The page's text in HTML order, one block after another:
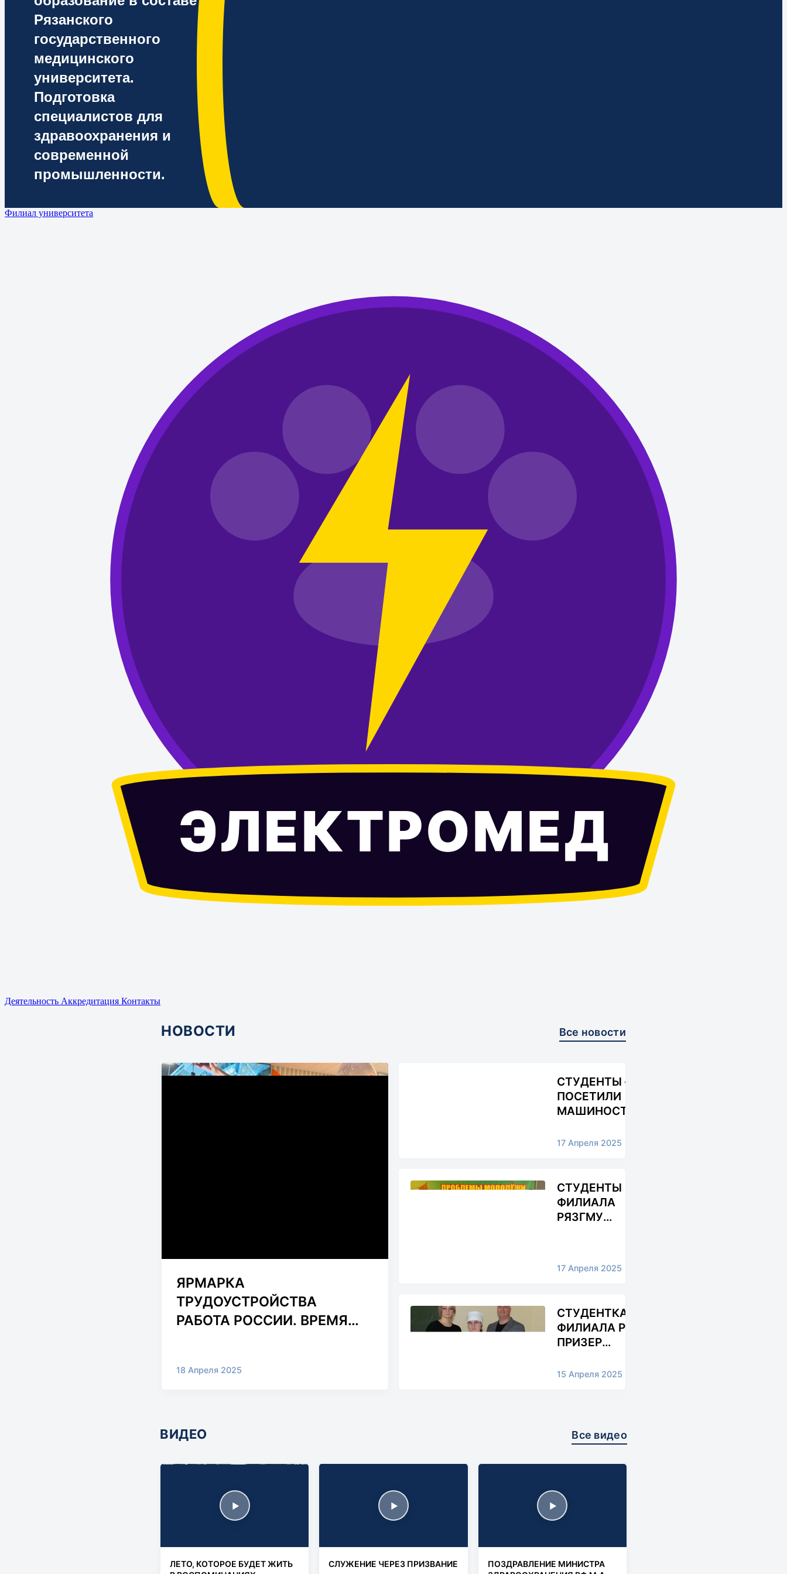
Рязанского
государственного
медицинского
университета.
Подготовка
специалистов для
здравоохранения и
современной
промышленности.
Филиал университета
ЭЛЕКТРОМЕД
Деятельность Аккредитация Контакты
НОВОСТИ Все новости
ЯРМАРКА
ТРУДОУСТРОЙСТВА
РАБОТА РОССИИ. ВРЕМЯ
18 Апреля 2025
СТУДЕНТЫ – ТЕХНИКИ
ПОСЕТИЛИ
МАШИНОСТРОИТЕЛЬНЫЙ
17 Апреля 2025
СТУДЕНТЫ
ФИЛИАЛА
РЯЗГМУ
ПРАКТИЧЕСКОЙ
В ТУЛЕ
17 Апреля 2025
СТУДЕНТКА
ФИЛИАЛА РЯЗГМУ -
ПРИЗЕР
ОЛИМПИАДЫ ПО
15 Апреля 2025
ВИДЕО Все видео
▶
ЛЕТО, КОТОРОЕ БУДЕТ ЖИТЬ
▶
СЛУЖЕНИЕ ЧЕРЕЗ ПРИЗВАНИЕ
▶
ПОЗДРАВЛЕНИЕ МИНИСТРА